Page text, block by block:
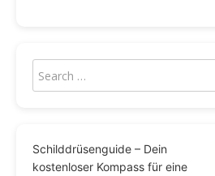
Schilddrüsenguide – Dein
kostenloser Kompass für eine